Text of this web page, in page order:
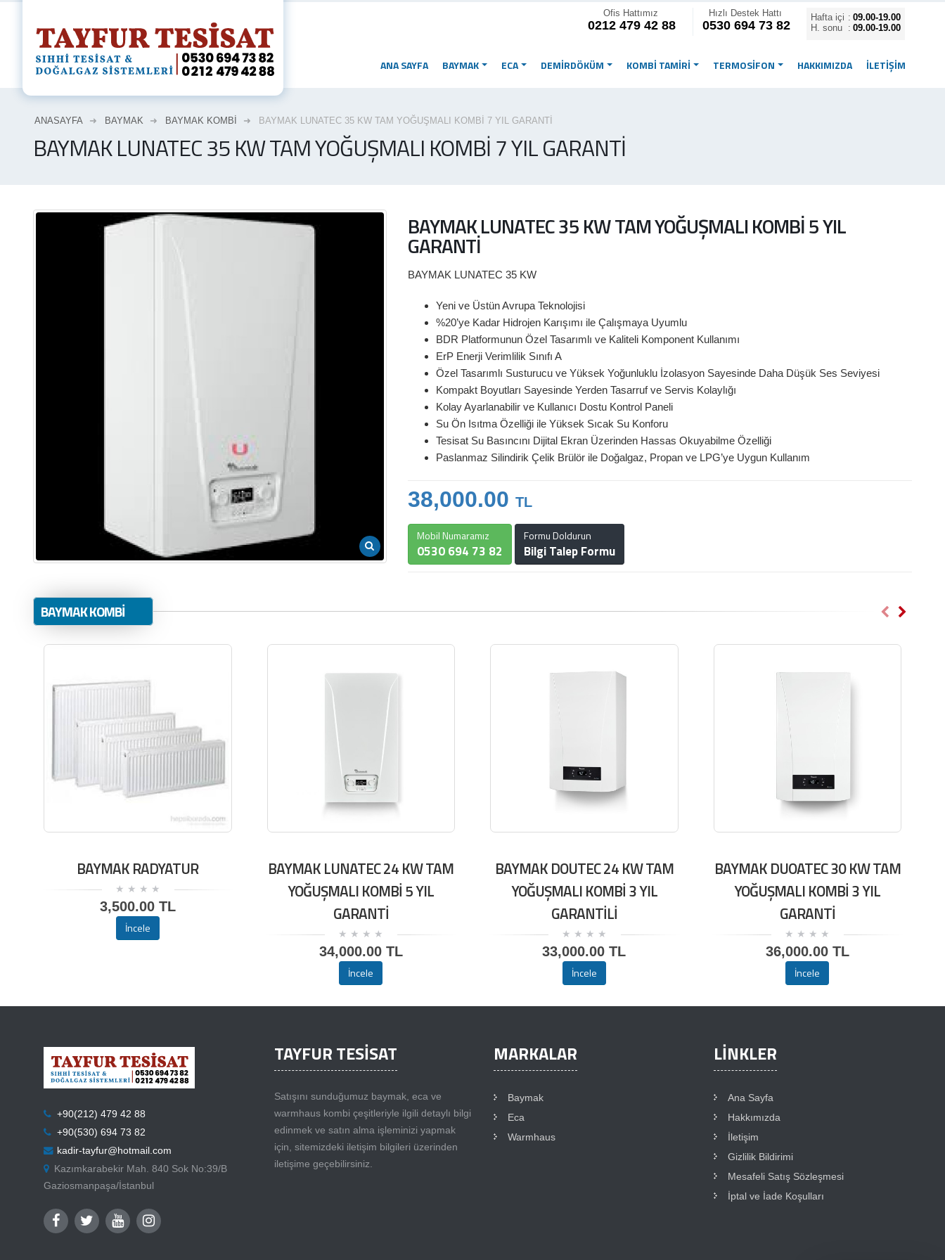
Ofis Hattımız
0212 479 42 88
Hızlı Destek Hattı
0530 694 73 82
Hafta içi : 09.00-19.00
H. sonu : 09.00-19.00
ANA SAYFA BAYMAK ECA DEMİRDÖKÜM KOMBİ TAMİRİ TERMOSİFON HAKKIMIZDA İLETIŞIM
ANASAYFA BAYMAK BAYMAK KOMBİ BAYMAK LUNATEC 35 KW TAM YOĞUŞMALI KOMBİ 7 YIL GARANTİ
BAYMAK LUNATEC 35 KW TAM YOĞUŞMALI KOMBİ 7 YIL GARANTİ
BAYMAK LUNATEC 35 KW TAM YOĞUŞMALI KOMBİ 5 YIL
GARANTİ
BAYMAK LUNATEC 35 KW
Yeni ve Üstün Avrupa Teknolojisi
%20’ye Kadar Hidrojen Karışımı ile Çalışmaya Uyumlu
BDR Platformunun Özel Tasarımlı ve Kaliteli Komponent Kullanımı
ErP Enerji Verimlilik Sınıfı A
Özel Tasarımlı Susturucu ve Yüksek Yoğunluklu İzolasyon Sayesinde Daha Düşük Ses Seviyesi
Kompakt Boyutları Sayesinde Yerden Tasarruf ve Servis Kolaylığı
Kolay Ayarlanabilir ve Kullanıcı Dostu Kontrol Paneli
Su Ön Isıtma Özelliği ile Yüksek Sıcak Su Konforu
Tesisat Su Basıncını Dijital Ekran Üzerinden Hassas Okuyabilme Özelliği
Paslanmaz Silindirik Çelik Brülör ile Doğalgaz, Propan ve LPG’ye Uygun Kullanım
38,000.00 TL
Mobil Numaramız
0530 694 73 82
Formu Doldurun
Bilgi Talep Formu
BAYMAK KOMBİ
BAYMAK RADYATUR
3,500.00 TL
İncele
BAYMAK LUNATEC 24 KW TAM
YOĞUŞMALI KOMBİ 5 YIL
GARANTİ
34,000.00 TL
İncele
BAYMAK DOUTEC 24 KW TAM
YOĞUŞMALI KOMBİ 3 YIL
GARANTİLİ
33,000.00 TL
İncele
BAYMAK DUOATEC 30 KW TAM
YOĞUŞMALI KOMBİ 3 YIL
GARANTİ
36,000.00 TL
İncele
+90(212) 479 42 88
+90(530) 694 73 82
kadir-tayfur@hotmail.com
Kazımkarabekir Mah. 840 Sok No:39/B
Gaziosmanpaşa/İstanbul
LINKLER
Ana Sayfa
Hakkımızda
İletişim
Gizlilik Bildirimi
Mesafeli Satış Sözleşmesi
İptal ve İade Koşulları
TAYFUR TESİSAT
Satışını sunduğumuz baymak, eca ve
warmhaus kombi çeşitleriyle ilgili detaylı bilgi
edinmek ve satın alma işleminizi yapmak
için, sitemizdeki iletişim bilgileri üzerinden
iletişime geçebilirsiniz.
MARKALAR
Baymak
Eca
Warmhaus